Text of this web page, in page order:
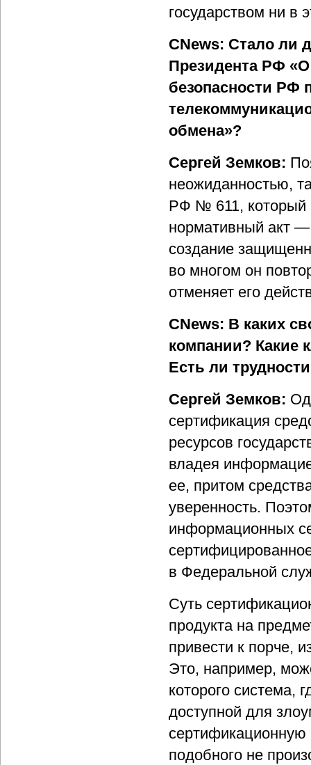
государством ни в
CNews: Стало ли
Президента РФ
безопасности РФ
обмена»?
Сергей Земков:
неожиданностью,
РФ № 611, который
нормативный акт
создание
во многом он
отменяет его
CNews: В каких
компании? Какие
Есть ли
Сергей Земков:
сертификация
ресурсов
владея
ее, притом
уверенность.
информационных
в Федеральной
Суть
продукта на
привести к порче,
Это, например,
которого система,
доступной для
подобного не